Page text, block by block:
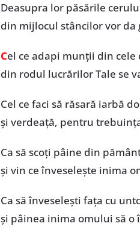
Deasupra lor păsările
din mijlocul stâncilor vor da
Cel ce adapi munții din cele
din rodul lucrărilor Tale se
Cel ce faci să răsară iarbă
și verdeață, pentru
Ca să scoți pâine din
și vin ce înveselește inima
Ca să înveselești fața cu
și pâinea inima omului să o